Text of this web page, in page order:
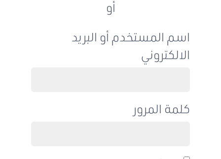
اسم المستخدم أو البريد
الالكتروني
كلمة المرور